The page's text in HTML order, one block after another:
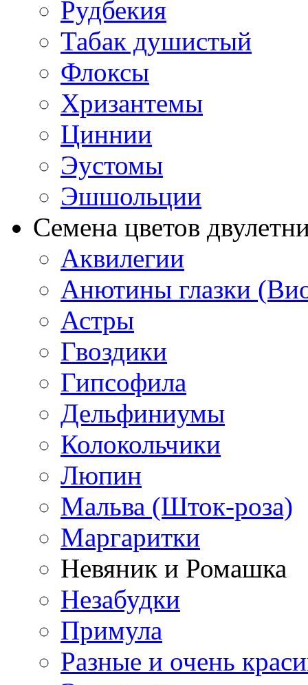
Рудбекия
Табак душистый
Флоксы
Хризантемы
Циннии
Эустомы
Эшшольции
Семена цветов
Аквилегии
Анютины глазки
Астры
Гвоздики
Гипсофила
Дельфиниумы
Колокольчики
Люпин
Мальва (Шток-роза)
Маргаритки
Невяник и Ромашка
Незабудки
Примула
Разные и очень